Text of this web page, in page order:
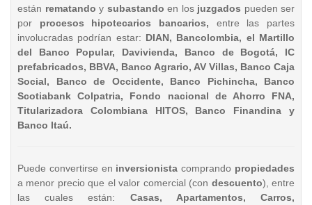
están rematando y subastando en los juzgados pueden ser
por procesos hipotecarios bancarios, entre las partes
involucradas podrían estar: DIAN, Bancolombia, el Martillo
del Banco Popular, Davivienda, Banco de Bogotá, IC
prefabricados, BBVA, Banco Agrario, AV Villas, Banco Caja
Social, Banco de Occidente, Banco Pichincha, Banco
Scotiabank Colpatria, Fondo nacional de Ahorro FNA,
Titularizadora Colombiana HITOS, Banco Finandina y
Banco Itaú.
Puede convertirse en inversionista comprando propiedades
a menor precio que el valor comercial (con descuento), entre
las cuales están: Casas, Apartamentos, Carros,